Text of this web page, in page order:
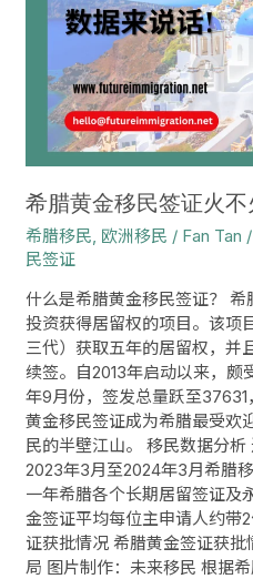
希腊黄金移民签证火
希腊移民, 欧洲移民 / Fan Tan
民签证
什么是希腊黄金移民签证？
投资获得居留权的项目。该项
三代）获取五年的居留权，并
续签。自2013年启动以来，颇
年9月份，签发总量跃至37631
黄金移民签证成为希腊最受欢
民的半壁江山。 移民数据分
2023年3月至2024年3月希腊
一年希腊各个长期居留签证及
金签证平均每位主申请人约带
证获批情况 希腊黄金签证获
局 图片制作：未来移民 根据
火，
数
据
来
说
话!